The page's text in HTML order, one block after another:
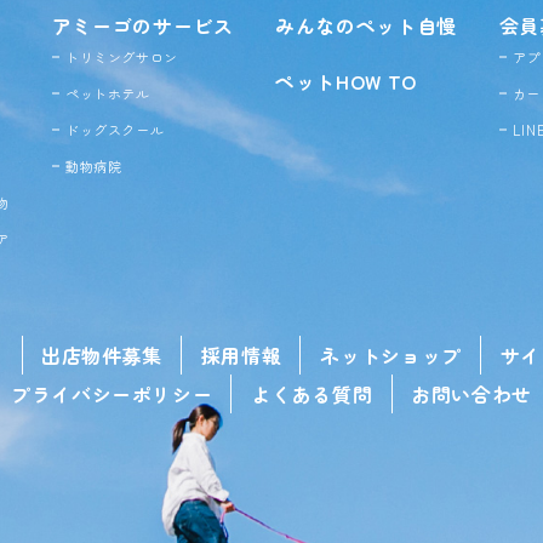
アミーゴのサービス
トリミングサロン
ペットホテル
ドッグスクール
動物病院
みんなのペット自慢
ペットHOW TO
会
ア
カ
出店物件募集 採用情報 ネットショップ
サ
プライバシーポリシー
よくある質問 お問い合わせ